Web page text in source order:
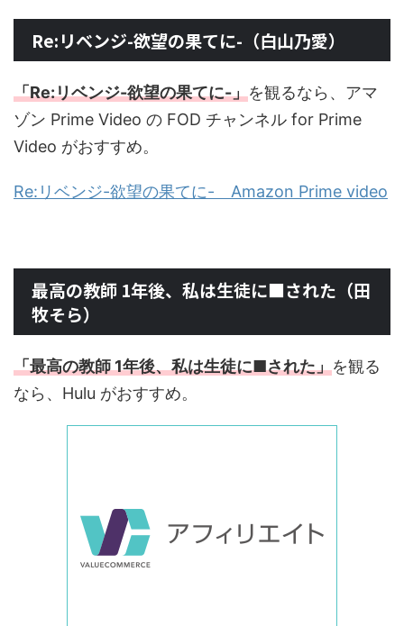
Re:リベンジ-欲望の果てに-（白山乃愛）
「Re:リベンジ-欲望の果てに-」を観るなら、アマ
ゾン Prime Video の FOD チャンネル for Prime
Video がおすすめ。
Re:リベンジ-欲望の果てに- Amazon Prime video
最高の教師 1年後、私は生徒に■された（田
牧そら）
「最高の教師 1年後、私は生徒に■された」を観る
なら、Hulu がおすすめ。